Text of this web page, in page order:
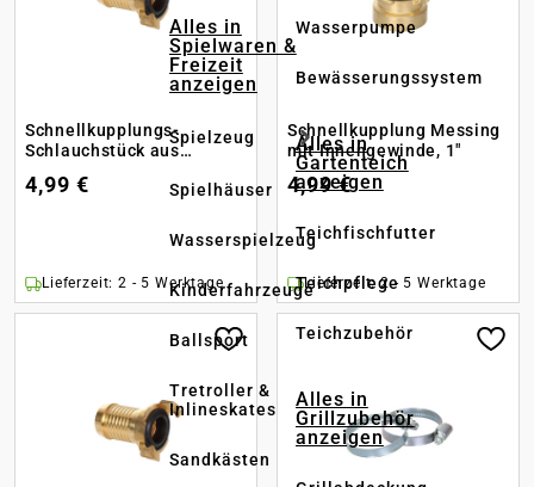
Alles in
Spielwaren &
Freizeit
anzeigen
Spielzeug
Spielhäuser
Wasserspielzeug
Kinderfahrzeuge
Ballsport
Tretroller &
Inlineskates
Sandkästen
Wasserpumpe
Bewässerungssystem
Alles in
Gartenteich
anzeigen
Teichfischfutter
Teichpflege
Teichzubehör
Alles in
Grillzubehör
anzeigen
Schnellkupplungs-
Schlauchstück aus
4,99 €
Lieferzeit: 2 - 5 Werktage
Schnellkupplung Messing
mit Innengewinde, 1"
4,99 €
Lieferzeit: 2 - 5 Werktage